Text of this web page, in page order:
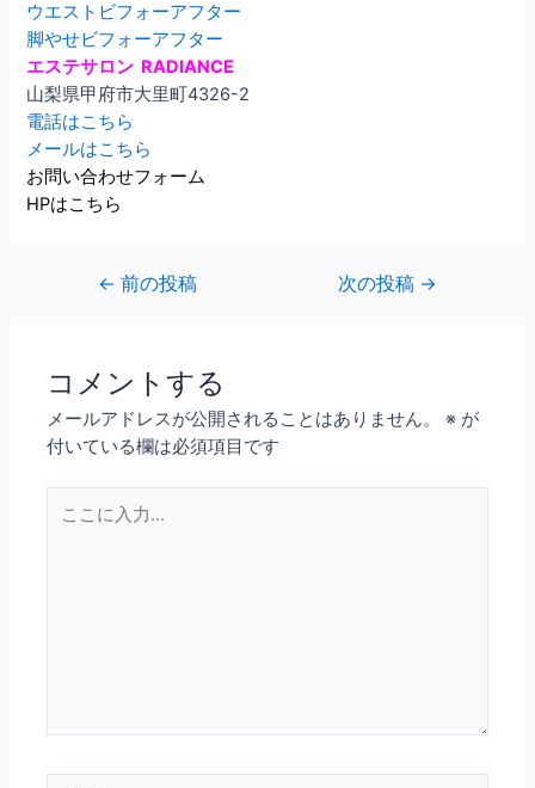
ウエストビフォーアフター
脚やせビフォーアフター
エステサロン RADIANCE
山梨県甲府市大里町4326-2
電話はこちら
メールはこちら
お問い合わせフォーム
HPはこちら
← 前の投稿 次の投稿 →
コメントする
メールアドレスが公開されることはありません。 ※ が
付いている欄は必須項目です
こ